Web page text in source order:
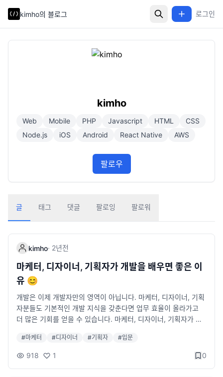
kimho의 블로그 로그인
kimho
Web Mobile PHP Javascript HTML
CSS
Node.js
iOS Android React Native AWS
팔로우
글 태그 댓글 팔로잉 팔로워
kimho· 2년전
마케터, 디자이너, 기획자가 개발을 배우면 좋은 이
유 😊
개발은 이제 개발자만의 영역이 아닙니다. 마케터, 디자이너, 기획
자분들도 기본적인 개발 지식을 갖춘다면 업무 효율이 올라가고
더 많은 기회를 얻을 수 있습니다. 마케터, 디자이너, 기획자가 개
아집니다 개발에 대한 이해가 부족하면 개발자와 협업할 때 원활
한 의사소통이 어려울 수 있습니다. 기획자는 개발 가능성을 고려
#마케터 #디자이너 #기획자 #입문
918 1 0